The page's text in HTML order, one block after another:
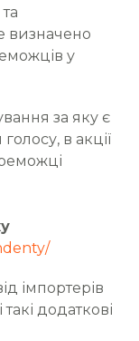
визначено
у
за яку є
в акції
імпортерів
додаткові